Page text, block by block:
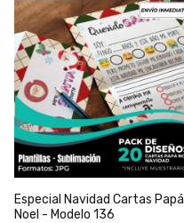
Especial Navidad Cartas Papá
Noel - Modelo 136